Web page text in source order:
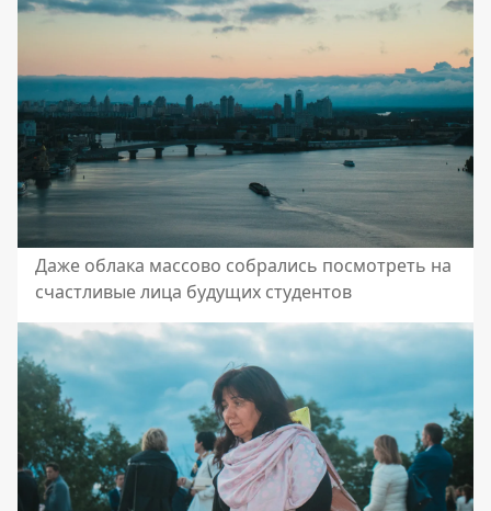
Даже облака массово собрались посмотреть на
счастливые лица будущих студентов